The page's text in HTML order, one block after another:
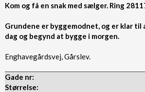
Kom og få en snak med sælger. Ring
Grundene er byggemodnet, og er klar til
dag og begynd at bygge i morgen.
Enghavegårdsvej, Gårslev.​
Gade nr:​
Størrelse: